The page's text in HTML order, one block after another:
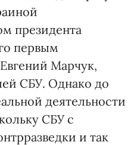
президента
первым
Марчук,
СБУ. Однако до
деятельности
СБУ с
и так